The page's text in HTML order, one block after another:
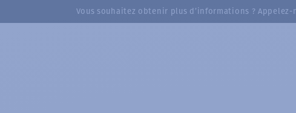
Vous souhaitez obtenir plus d’informations ? Appelez-